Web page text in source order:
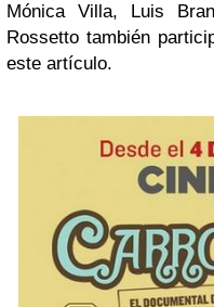
Mónica Villa, Luis
Rossetto también
este artículo.